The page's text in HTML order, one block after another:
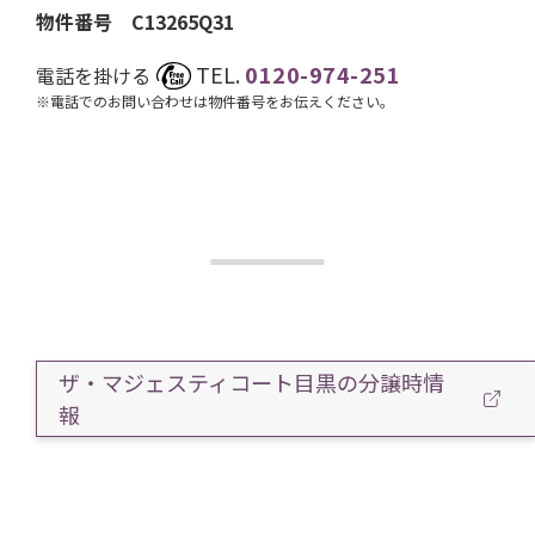
物件番号 C13265Q31
電話を掛ける
TEL.0120-974-251
※電話でのお問い合わせは物件番号をお伝えください。
ザ・マジェスティコート目黒の分譲時情
報